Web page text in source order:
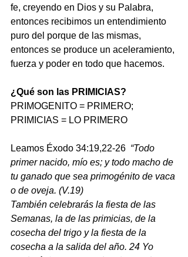
fe, creyendo en Dios y su Palabra,
entonces recibimos un entendimiento
puro del porque de las mismas,
entonces se produce un aceleramiento,
fuerza y poder en todo que hacemos.
¿Qué son las PRIMICIAS?
PRIMOGENITO = PRIMERO;
PRIMICIAS = LO PRIMERO
Leamos Éxodo 34:19,22-26 “Todo
primer nacido, mío es; y todo macho de
tu ganado que sea primogénito de vaca
o de oveja. (V.19)
También celebrarás la fiesta de las
Semanas, la de las primicias, de la
cosecha del trigo y la fiesta de la
cosecha a la salida del año. 24 Yo